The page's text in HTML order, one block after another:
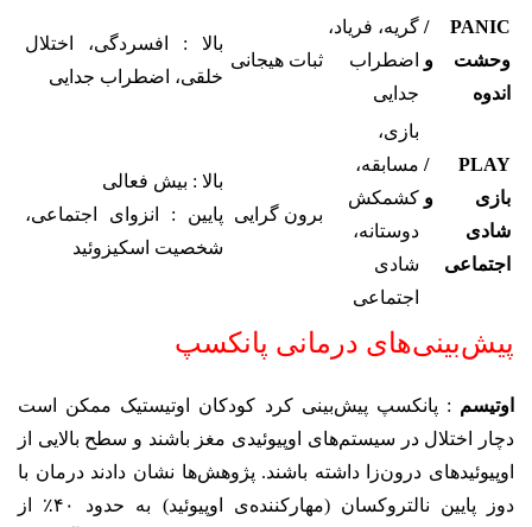
PANIC /
وحشت و
اندوه
گریه، فریاد،
اضطراب
جدایی
ثبات هیجانی
بالا : افسردگی، اختلال
خلقی، اضطراب جدایی
PLAY /
بازی و
شادی
اجتماعی
بازی،
مسابقه،
کشمکش
دوستانه،
شادی
اجتماعی
برون گرایی
بالا : بیش فعالی
پایین : انزوای اجتماعی،
شخصیت اسکیزوئید
پیش‌بینی‌های درمانی پانکسپ
اوتیسم : پانکسپ پیش‌بینی کرد کودکان اوتیستیک ممکن است
دچار اختلال در سیستم‌های اوپیوئیدی مغز باشند و سطح بالایی از
اوپیوئیدهای درون‌زا داشته باشند. پژوهش‌ها نشان دادند درمان با
دوز پایین نالتروکسان (مهارکننده‌ی اوپیوئید) به حدود ۴۰٪ از